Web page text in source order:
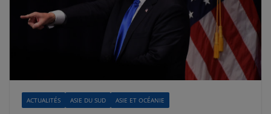
ACTUALITÉS ASIE DU SUD ASIE ET OCÉANIE